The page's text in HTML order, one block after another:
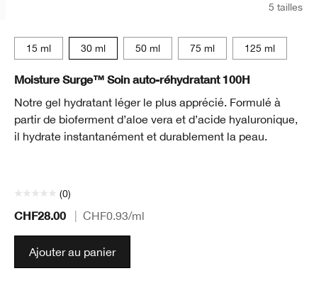
5 tailles
15 ml 30 ml 50 ml 75 ml 125 ml
Moisture Surge™ Soin auto-réhydratant 100H
Notre gel hydratant léger le plus apprécié. Formulé à
partir de bioferment d’aloe vera et d’acide hyaluronique,
il hydrate instantanément et durablement la peau.
(0)
CHF28.00 CHF0.93/ml
Ajouter au panier